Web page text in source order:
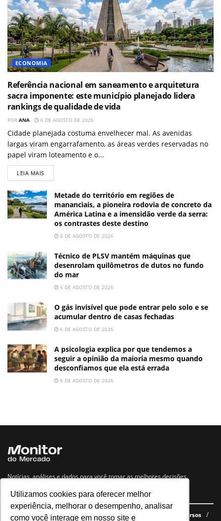
Utilizamos cookies para oferecer melhor
experiência, melhorar o desempenho, analisar
como você interage em nosso site e
ECONOMIA
Referência nacional em saneamento e arquitetura
sacra imponente: este município planejado lidera
rankings de qualidade de vida
POR ANA 6 DE AGOSTO DE 2026
Cidade planejada costuma envelhecer mal. As avenidas
largas viram engarrafamento, as áreas verdes reservadas no
papel viram loteamento e o...
LEIA MAIS
Metade do território em regiões de
mananciais, a pioneira rodovia de concreto da
América Latina e a imensidão verde da serra:
os contrastes deste destino
6 DE AGOSTO DE 2026
Técnico de PLSV mantém máquinas que
desenrolam quilômetros de dutos no fundo
do mar
6 DE AGOSTO DE 2026
O gás invisível que pode entrar pelo solo e se
acumular dentro de casas fechadas
6 DE AGOSTO DE 2026
A psicologia explica por que tendemos a
seguir a opinião da maioria mesmo quando
desconfiamos que ela está errada
6 DE AGOSTO DE 2026
Notícias, análises e dados para você tomar as melhores decisões.
Navegue no site
Últimas notícias Quem somos E-books gratuitos Cursos